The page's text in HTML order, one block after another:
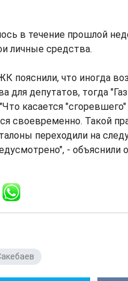
в течение прошлой
личные средства.
пояснили, что иногда
для депутатов, тогда
касается "сгоревшего"
своевременно. Такой
переходили на
- объяснили